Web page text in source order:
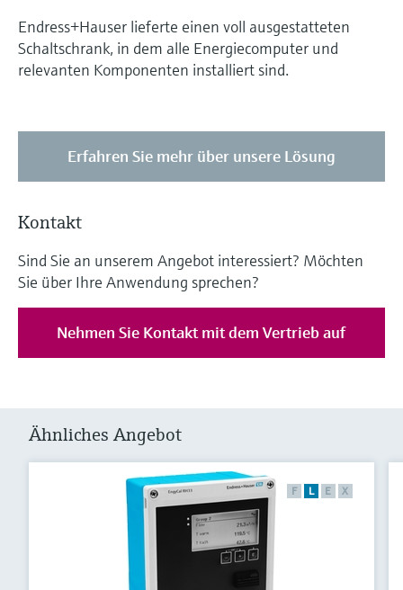
Endress+Hauser lieferte einen voll ausgestatteten
Schaltschrank, in dem alle Energiecomputer und
relevanten Komponenten installiert sind.
Erfahren Sie mehr über unsere Lösung
Kontakt
Sind Sie an unserem Angebot interessiert? Möchten
Sie über Ihre Anwendung sprechen?
Nehmen Sie Kontakt mit dem Vertrieb auf
Ähnliches Angebot
F L E X